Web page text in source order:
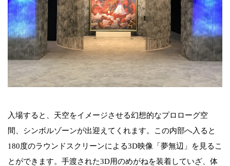
入場すると、天空をイメージさせる幻想的なプロローグ空
間、シンボルゾーンが出迎えてくれます。この内部へ入ると
180度のラウンドスクリーンによる3D映像「夢無辺」を見るこ
とができます。手渡された3D用のめがねを装着していざ、体